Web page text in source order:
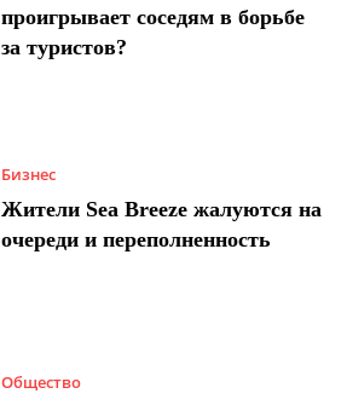
проигрывает соседям в борьбе
за туристов?
Бизнес
Жители Sea Breeze жалуются на
очереди и переполненность
Общество